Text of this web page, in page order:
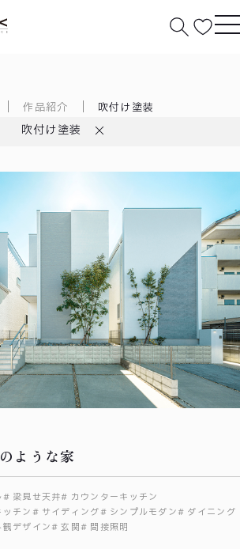
作品紹介 吹付け塗装
吹付け塗装
ような家
梁見せ天井
カウンターキッチン
ッチン サイディング シンプルモダン
ダイニング
観デザイン 玄関 間接照明